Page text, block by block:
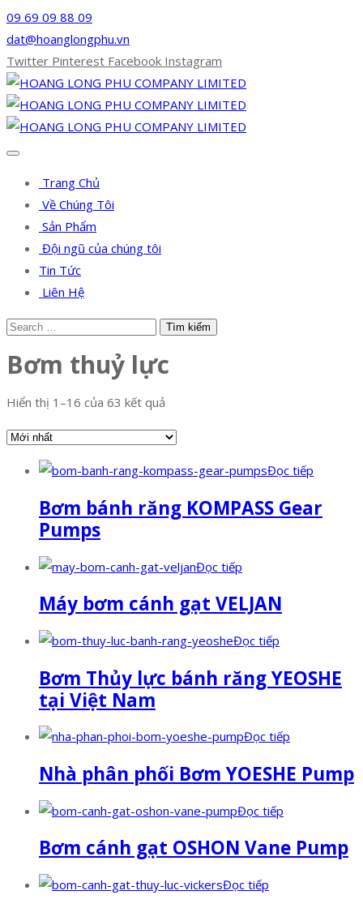
09 69 09 88 09
dat@hoanglongphu.vn
Twitter Pinterest Facebook Instagram
Trang Chủ
Về Chúng Tôi
Sản Phẩm
Đội ngũ của chúng tôi
Tin Tức
Liên Hệ
Bơm thuỷ lực
Hiển thị 1–16 của 63 kết quả
Đọc tiếp
Bơm bánh răng KOMPASS Gear
Pumps
Đọc tiếp
Máy bơm cánh gạt VELJAN
Đọc tiếp
Bơm Thủy lực bánh răng YEOSHE
tại Việt Nam
Đọc tiếp
Nhà phân phối Bơm YOESHE Pump
Đọc tiếp
Bơm cánh gạt OSHON Vane Pump
Đọc tiếp